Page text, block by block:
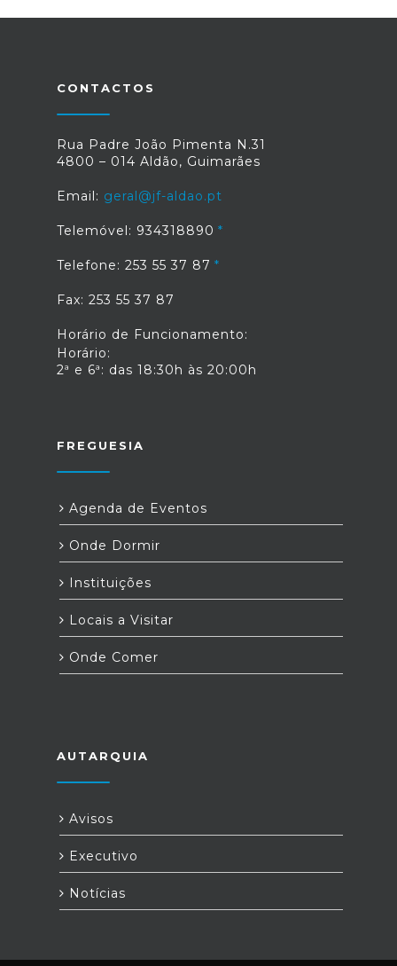
CONTACTOS
Rua Padre João Pimenta N.31
4800 – 014 Aldão, Guimarães
Email: geral@jf-aldao.pt
Telemóvel: 934318890
Telefone: 253 55 37 87
Fax: 253 55 37 87
Horário de Funcionamento:
Horário:
2ª e 6ª: das 18:30h às 20:00h
FREGUESIA
Agenda de Eventos
Onde Dormir
Instituições
Locais a Visitar
Onde Comer
AUTARQUIA
Avisos
Executivo
Notícias